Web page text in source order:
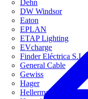
Dehn
DW Windsor
Eaton
EPLAN
ETAP Lighting
EVcharge
Finder Eléctrica S.L.U
General Cable
Gewiss
Hager
HellermannTyton